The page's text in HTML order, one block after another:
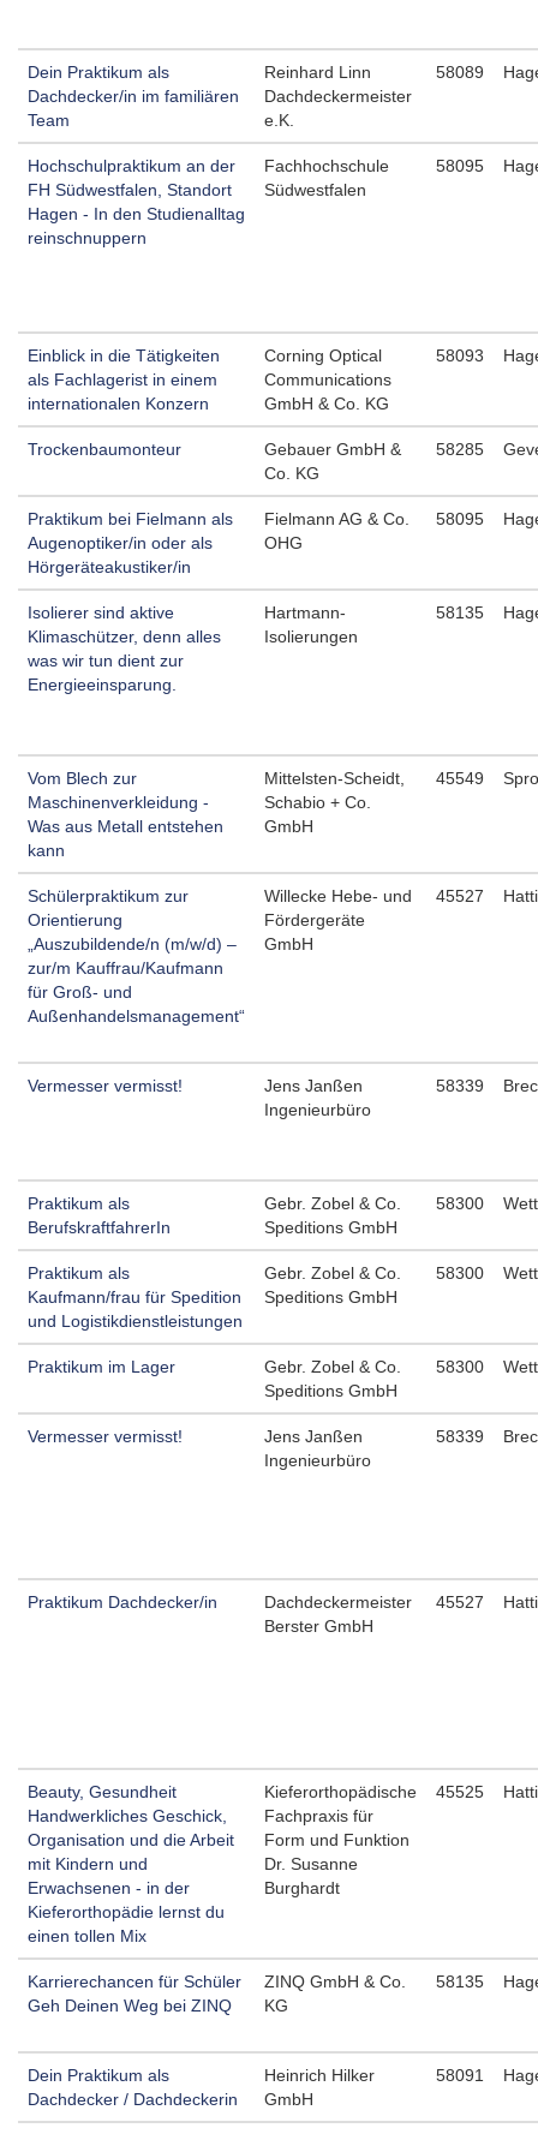
Dein Praktikum als
Dachdecker/in im familiären
Team
Reinhard Linn
Dachdeckermeister
e.K.
58089
Hochschulpraktikum an der
FH Südwestfalen, Standort
Hagen - In den Studienalltag
reinschnuppern
Fachhochschule
Südwestfalen
58095
Einblick in die Tätigkeiten
als Fachlagerist in einem
internationalen Konzern
Corning Optical
Communications
GmbH & Co. KG
58093
Trockenbaumonteur
Gebauer GmbH &
Co. KG
58285
Praktikum bei Fielmann als
Augenoptiker/in oder als
Hörgeräteakustiker/in
Fielmann AG & Co.
OHG
58095
Isolierer sind aktive
Klimaschützer, denn alles
was wir tun dient zur
Energieeinsparung.
Hartmann-
Isolierungen
58135
Vom Blech zur
Maschinenverkleidung -
Was aus Metall entstehen
kann
Mittelsten-Scheidt,
Schabio + Co.
GmbH
45549
Schülerpraktikum zur
Orientierung
„Auszubildende/n (m/w/d) –
zur/m Kauffrau/Kaufmann
für Groß- und
Außenhandelsmanagement“
Willecke Hebe- und
Fördergeräte
GmbH
45527
Vermesser vermisst!
Jens Janßen
Ingenieurbüro
58339
Praktikum als
BerufskraftfahrerIn
Gebr. Zobel & Co.
Speditions GmbH
58300
Praktikum als
Kaufmann/frau für Spedition
und Logistikdienstleistungen
Gebr. Zobel & Co.
Speditions GmbH
58300
Praktikum im Lager
Gebr. Zobel & Co.
Speditions GmbH
58300
Vermesser vermisst!
Jens Janßen
Ingenieurbüro
58339
Praktikum Dachdecker/in
Dachdeckermeister
Berster GmbH
45527
Beauty, Gesundheit
Handwerkliches Geschick,
Organisation und die Arbeit
mit Kindern und
Erwachsenen - in der
Kieferorthopädie lernst du
einen tollen Mix
Kieferorthopädische
Fachpraxis für
Form und Funktion
Dr. Susanne
Burghardt
45525
Karrierechancen für Schüler
Geh Deinen Weg bei ZINQ
ZINQ GmbH & Co.
KG
58135
Dein Praktikum als
Dachdecker / Dachdeckerin
Heinrich Hilker
GmbH
58091